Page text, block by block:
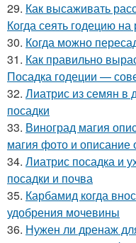
29. Как высаживать
Когда сеять годецию на
30. Когда можно
31. Как правильно
Посадка годеции —
32. Лиатрис из семян
посадки
33. Виноград магия
магия фото и описание
34. Лиатрис посадка и
посадки и почва
35. Карбамид когда
удобрения мочевины
36. Нужен ли дренаж